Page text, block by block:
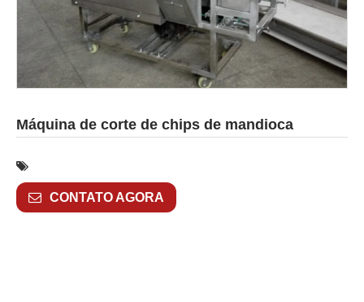
Máquina de corte de chips de mandioca
CONTATO AGORA